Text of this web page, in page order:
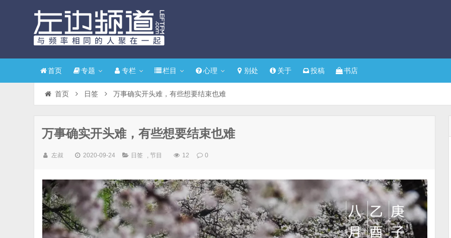
首页 专题 专栏 栏目 心理 别处 关于 投稿 书店
首页 日签 万事确实开头难，有些想要结束也难
万事确实开头难，有些想要结束也难
左叔 2020-09-24 日签 ,节目 12 0